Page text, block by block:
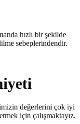
hızlı bir şekilde
sebeplerindendir.
değerlerini çok iyi
için çalışmaktayız.